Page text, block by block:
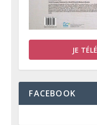
JE
FACEBOOK